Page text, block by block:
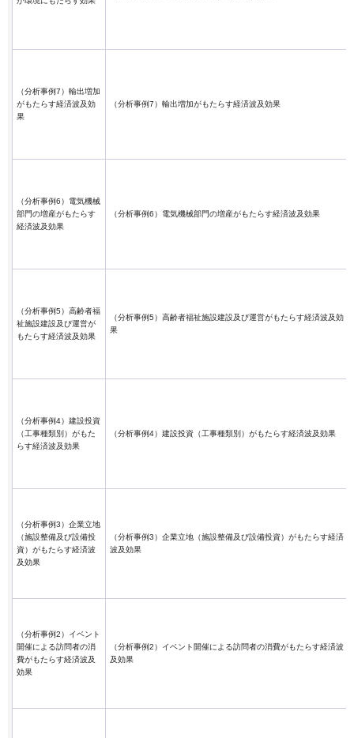
（分析事例7）輸出増加
がもたらす経済波及効
果
（分析事例7）輸出増加がもたらす経済波及効果
（分析事例6）電気機械
部門の増産がもたらす
経済波及効果
（分析事例6）電気機械部門の増産がもたらす経済波及効果
（分析事例5）高齢者福
祉施設建設及び運営が
もたらす経済波及効果
（分析事例5）高齢者福祉施設建設及び運営がもたらす経済波及効
果
（分析事例4）建設投資
（工事種類別）がもた
らす経済波及効果
（分析事例4）建設投資（工事種類別）がもたらす経済波及効果
（分析事例3）企業立地
（施設整備及び設備投
資）がもたらす経済波
及効果
（分析事例3）企業立地（施設整備及び設備投資）がもたらす経済
波及効果
（分析事例2）イベント
開催による訪問者の消
費がもたらす経済波及
効果
（分析事例2）イベント開催による訪問者の消費がもたらす経済波
及効果